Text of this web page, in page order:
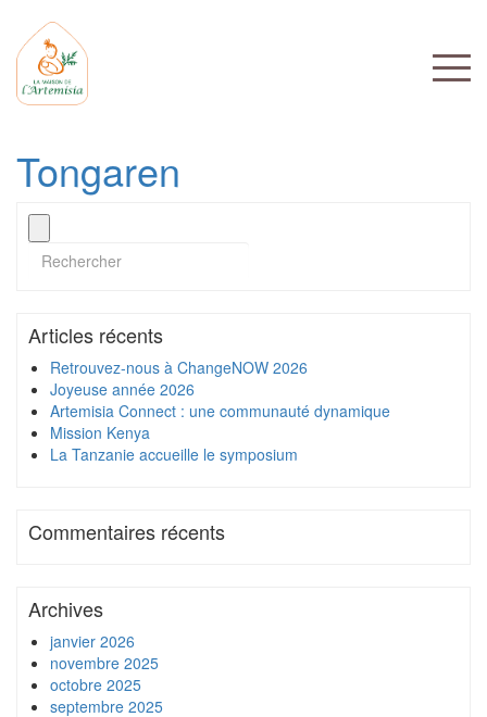
Tongaren
Articles récents
Retrouvez-nous à ChangeNOW 2026
Joyeuse année 2026
Artemisia Connect : une communauté dynamique
Mission Kenya
La Tanzanie accueille le symposium
Commentaires récents
Archives
janvier 2026
novembre 2025
octobre 2025
septembre 2025